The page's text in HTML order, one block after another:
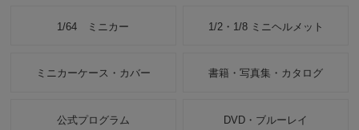
1/64 ミニカー 1/2・1/8 ミニヘルメット
ミニカーケース・カバー 書籍・写真集・カタログ
公式プログラム DVD・ブルーレイ